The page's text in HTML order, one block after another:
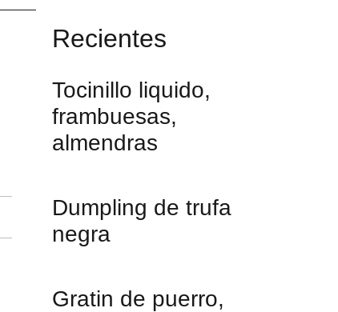
Recientes
Tocinillo liquido,
frambuesas,
almendras
Dumpling de trufa
negra
Gratin de puerro,